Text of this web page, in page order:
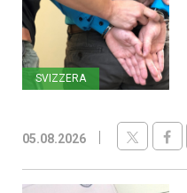
SVIZZERA
05.08.2026